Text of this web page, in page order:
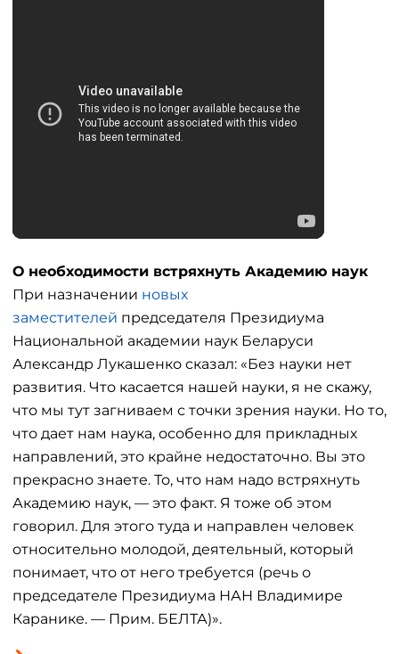
О необходимости встряхнуть Академию наук
При назначении новых
заместителей председателя Президиума
Национальной академии наук Беларуси
Александр Лукашенко сказал: «Без науки нет
развития. Что касается нашей науки, я не скажу,
что мы тут загниваем с точки зрения науки. Но то,
что дает нам наука, особенно для прикладных
направлений, это крайне недостаточно. Вы это
прекрасно знаете. То, что нам надо встряхнуть
Академию наук, — это факт. Я тоже об этом
говорил. Для этого туда и направлен человек
относительно молодой, деятельный, который
понимает, что от него требуется (речь о
председателе Президиума НАН Владимире
Каранике. — Прим. БЕЛТА)».